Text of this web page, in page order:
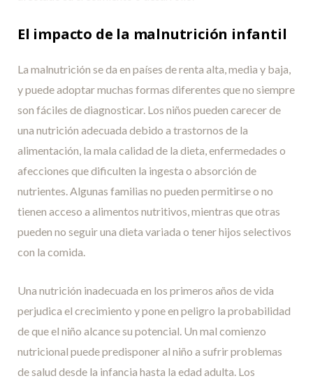
El impacto de la malnutrición infantil
La malnutrición se da en países de renta alta, media y baja,
y puede adoptar muchas formas diferentes que no siempre
son fáciles de diagnosticar. Los niños pueden carecer de
una nutrición adecuada debido a trastornos de la
alimentación, la mala calidad de la dieta, enfermedades o
afecciones que dificulten la ingesta o absorción de
nutrientes. Algunas familias no pueden permitirse o no
tienen acceso a alimentos nutritivos, mientras que otras
pueden no seguir una dieta variada o tener hijos selectivos
con la comida.
Una nutrición inadecuada en los primeros años de vida
perjudica el crecimiento y pone en peligro la probabilidad
de que el niño alcance su potencial. Un mal comienzo
nutricional puede predisponer al niño a sufrir problemas
de salud desde la infancia hasta la edad adulta. Los